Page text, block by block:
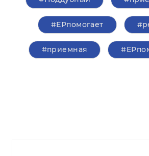
#ЕРпомогает
#приемная